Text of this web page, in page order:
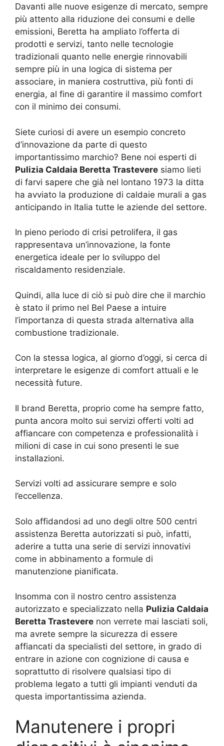
Davanti alle nuove esigenze di mercato, sempre
più attento alla riduzione dei consumi e delle
emissioni, Beretta ha ampliato l’offerta di
prodotti e servizi, tanto nelle tecnologie
tradizionali quanto nelle energie rinnovabili
sempre più in una logica di sistema per
associare, in maniera costruttiva, più fonti di
energia, al fine di garantire il massimo comfort
con il minimo dei consumi.
Siete curiosi di avere un esempio concreto
d’innovazione da parte di questo
importantissimo marchio? Bene noi esperti di
Pulizia Caldaia Beretta Trastevere siamo lieti
di farvi sapere che già nel lontano 1973 la ditta
ha avviato la produzione di caldaie murali a gas
anticipando in Italia tutte le aziende del settore.
In pieno periodo di crisi petrolifera, il gas
rappresentava un’innovazione, la fonte
energetica ideale per lo sviluppo del
riscaldamento residenziale.
Quindi, alla luce di ciò si può dire che il marchio
è stato il primo nel Bel Paese a intuire
l’importanza di questa strada alternativa alla
combustione tradizionale.
Con la stessa logica, al giorno d’oggi, si cerca di
interpretare le esigenze di comfort attuali e le
necessità future.
Il brand Beretta, proprio come ha sempre fatto,
punta ancora molto sui servizi offerti volti ad
affiancare con competenza e professionalità i
milioni di case in cui sono presenti le sue
installazioni.
Servizi volti ad assicurare sempre e solo
l’eccellenza.
Solo affidandosi ad uno degli oltre 500 centri
assistenza Beretta autorizzati si può, infatti,
aderire a tutta una serie di servizi innovativi
come in abbinamento a formule di
manutenzione pianificata.
Insomma con il nostro centro assistenza
autorizzato e specializzato nella Pulizia Caldaia
Beretta Trastevere non verrete mai lasciati soli,
ma avrete sempre la sicurezza di essere
affiancati da specialisti del settore, in grado di
entrare in azione con cognizione di causa e
soprattutto di risolvere qualsiasi tipo di
problema legato a tutti gli impianti venduti da
questa importantissima azienda.
Manutenere i propri